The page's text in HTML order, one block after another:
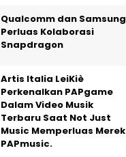
Qualcomm dan Samsung
Perluas Kolaborasi
Snapdragon
Artis Italia LeiKiè
Perkenalkan PAPgame
Dalam Video Musik
Terbaru Saat Not Just
Music Memperluas Merek
PAPmusic.